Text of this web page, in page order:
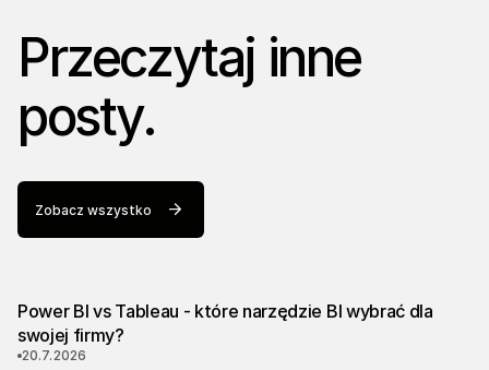
Przeczytaj inne
posty.
Zobacz wszystko
Power BI vs Tableau - które narzędzie BI wybrać dla
swojej firmy?
20.7.2026